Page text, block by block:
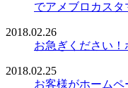
でアメブロカスタ
2018.02.26
お急ぎください
2018.02.25
お客様がホーム